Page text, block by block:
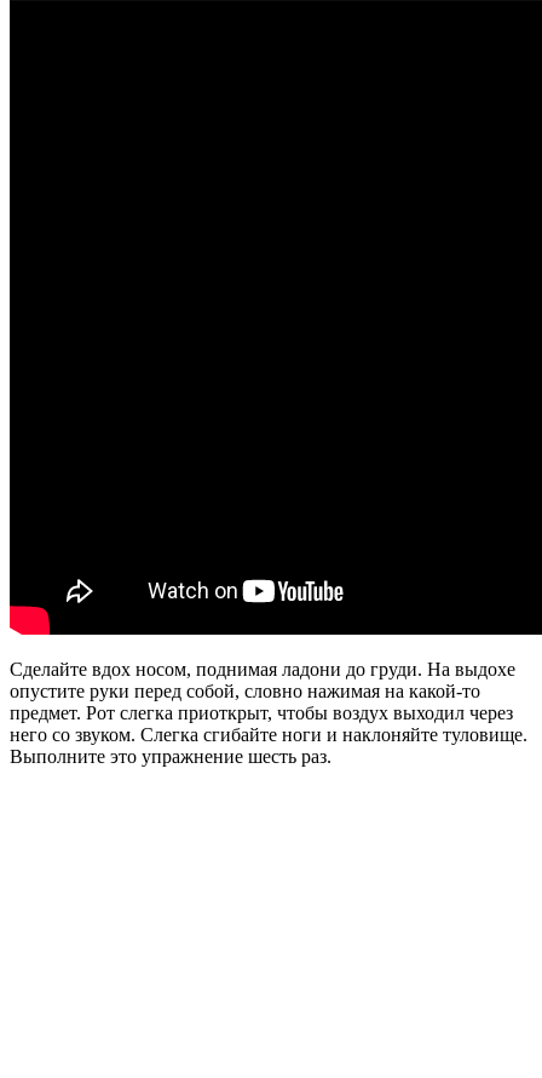
Сделайте вдох носом, поднимая ладони до груди. На выдохе
опустите руки перед собой, словно нажимая на какой-то
предмет. Рот слегка приоткрыт, чтобы воздух выходил через
него со звуком. Слегка сгибайте ноги и наклоняйте туловище.
Выполните это упражнение шесть раз.